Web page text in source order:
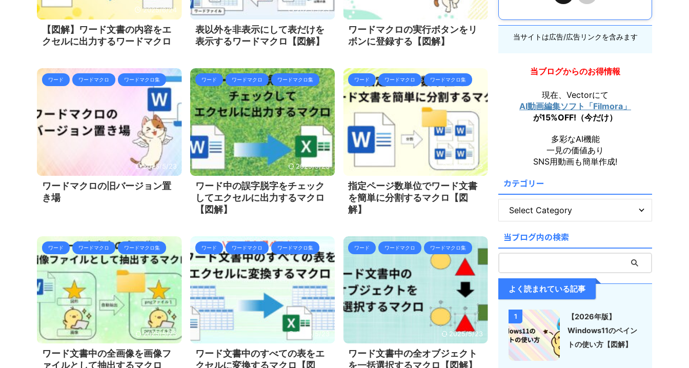
2025/6/24
【図解】ワード文書の内容をエ
クセルに出力するワードマクロ
2025/5/23
表以外を非表示にして表だけを
表示するワードマクロ【図解】
2026/6/19
ワードマクロの実行ボタンをリ
ボンに登録する【図解】
ワード ワードマクロ ワードマクロ集
2025/5/23
ワードマクロの旧バージョン置
き場
ワード ワードマクロ ワードマクロ集
2025/5/23
ワード中の誤字脱字をチェック
してエクセルに出力するマクロ
【図解】
ワード ワードマクロ ワードマクロ集
2025/5/23
指定ページ数単位でワード文書
を簡単に分割するマクロ【図
解】
ワード ワードマクロ ワードマクロ集
2025/5/23
ワード文書中の全画像を画像フ
ァイルとして抽出するマクロ
ワード ワードマクロ ワードマクロ集
2025/5/23
ワード文書中のすべての表をエ
クセルに変換するマクロ【図
ワード ワードマクロ ワードマクロ集
2025/5/23
ワード文書中の全オブジェクト
を一括選択するマクロ【図解】
当サイトは広告/広告リンクを含みます
当ブログからのお得情報
現在、Vectorにて
AI動画編集ソフト「Filmora」
が15%OFF!（今だけ）
多彩なAI機能
一見の価値あり
SNS用動画も簡単作成!
カテゴリー
当ブログ内の検索
よく読まれている記事
1
【2026年版】
Windows11のペイン
トの使い方【図解】